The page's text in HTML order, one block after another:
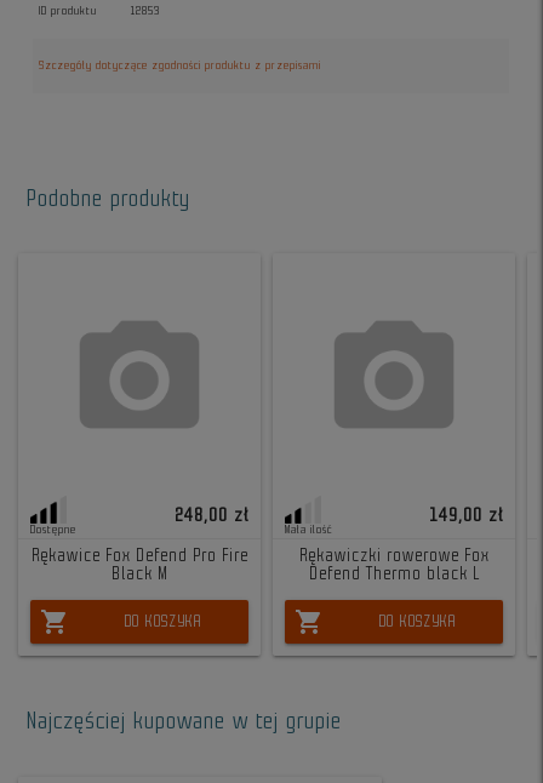
ID produktu 12853
Szczegóły dotyczące zgodności produktu z przepisami
Podobne produkty
Dostępne
248,00 zł
Rękawice Fox Defend Pro Fire
Black M
shopping_cart DO KOSZYKA
Mała ilość
149,00 zł
Rękawiczki rowerowe Fox
Defend Thermo black L
shopping_cart DO KOSZYKA
Najczęściej kupowane w tej grupie